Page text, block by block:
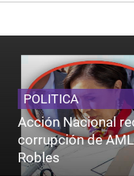
POLITICA
Acción Nacional
corrupción de
Robles